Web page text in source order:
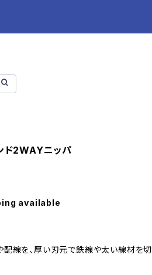
2WAYニッパ
available
配線を、厚い刃元で鉄線や太い線材を切